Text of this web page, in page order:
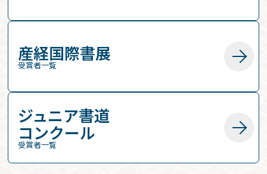
産経国際書展
受賞者一覧
ジュニア書道
コンクール
受賞者一覧